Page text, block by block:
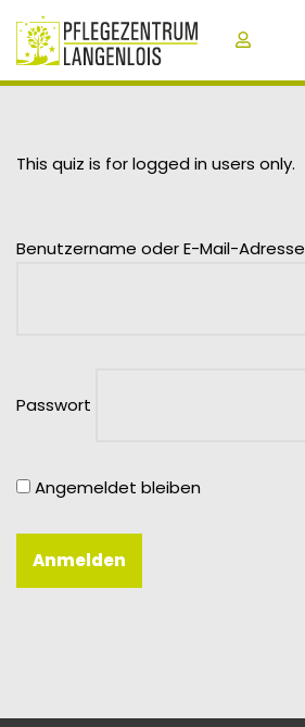
Zum
Inhalt
This quiz is for logged in users only.
Benutzername oder E-Mail-Adresse
Passwort
Angemeldet bleiben